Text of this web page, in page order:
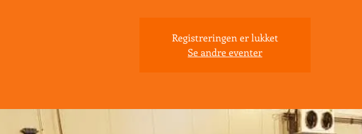
Registreringen er lukket
Se andre eventer